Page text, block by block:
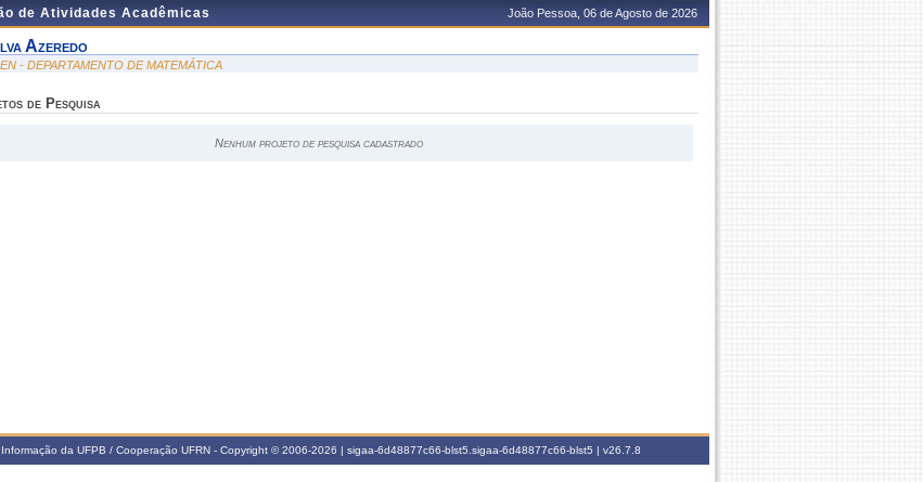
de Atividades Acadêmicas João Pessoa, 06 de Agosto de 2026
Azeredo
- DEPARTAMENTO DE MATEMÁTICA
de Pesquisa
Nenhum projeto de pesquisa cadastrado
da UFPB / Cooperação UFRN - Copyright © 2006-2026 | sigaa-6d48877c66-blst5.sigaa-6d48877c66-blst5 | v26.7.8